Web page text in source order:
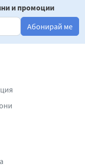
и промоции
Абонирай ме